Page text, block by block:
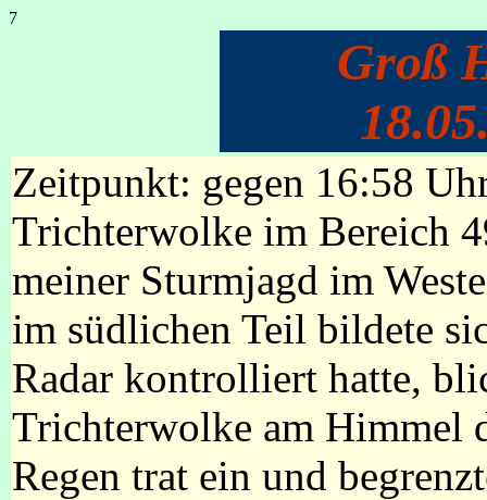
7
Groß
Zeitpunkt: gegen 16:58
Trichterwolke im Bereich
meiner Sturmjagd im
im südlichen Teil bildete
Radar kontrolliert hatte,
Trichterwolke am Himmel
Regen trat ein und